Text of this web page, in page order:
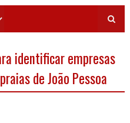
identificar empresas
de João Pessoa